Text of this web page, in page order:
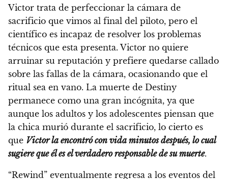
Victor trata de perfeccionar la cámara de
sacrificio que vimos al final del piloto, pero el
científico es incapaz de resolver los problemas
técnicos que esta presenta. Victor no quiere
arruinar su reputación y prefiere quedarse callado
sobre las fallas de la cámara, ocasionando que el
ritual sea en vano. La muerte de Destiny
permanece como una gran incógnita, ya que
aunque los adultos y los adolescentes piensan que
la chica murió durante el sacrificio, lo cierto es
que Victor la encontró con vida minutos después, lo cual
sugiere que él es el verdadero responsable de su muerte.
“Rewind” eventualmente regresa a los eventos del